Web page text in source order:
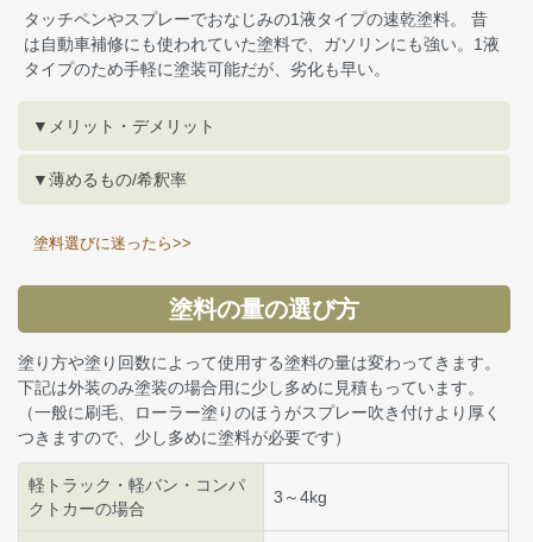
タッチペンやスプレーでおなじみの1液タイプの速乾塗料。 昔
は自動車補修にも使われていた塗料で、ガソリンにも強い。1液
タイプのため手軽に塗装可能だが、劣化も早い。
▼メリット・デメリット
▼薄めるもの/希釈率
塗料選びに迷ったら>>
塗料の量の選び方
塗り方や塗り回数によって使用する塗料の量は変わってきます。
下記は外装のみ塗装の場合用に少し多めに見積もっています。
（一般に刷毛、ローラー塗りのほうがスプレー吹き付けより厚く
つきますので、少し多めに塗料が必要です）
軽トラック・軽バン・コンパ
クトカーの場合
3～4kg